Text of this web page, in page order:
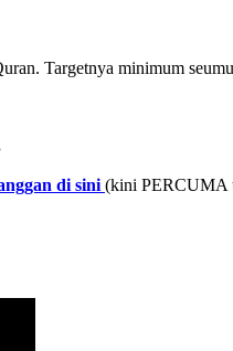
Targetnya minimum
di sini (kini PERCUMA